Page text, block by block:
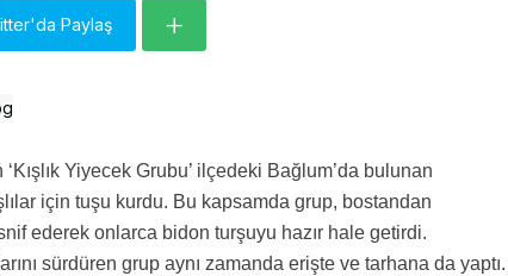
Paylaş
Yiyecek Grubu’ ilçedeki Bağlum’da bulunan
için tuşu kurdu. Bu kapsamda grup, bostandan
ederek onlarca bidon turşuyu hazır hale getirdi.
sürdüren grup aynı zamanda erişte ve tarhana da yaptı.